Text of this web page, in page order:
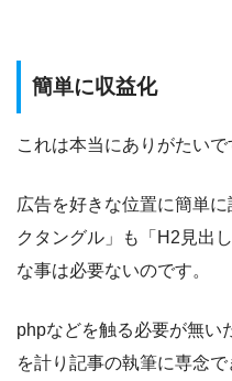
簡単に収益化
これは本当にありがたいで
広告を好きな位置に簡単
クタングル」も「H2見出
な事は必要ないのです。
phpなどを触る必要が無い
を計り記事の執筆に専念